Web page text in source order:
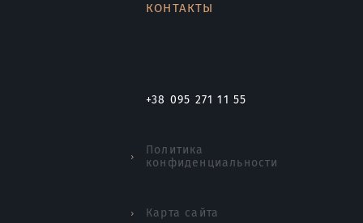
КОНТАКТЫ
+38 095 271 11 55
Политика
конфиденциальности
Карта сайта